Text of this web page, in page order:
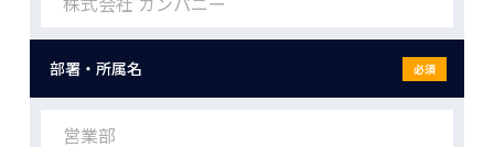
部署・所属名 必須